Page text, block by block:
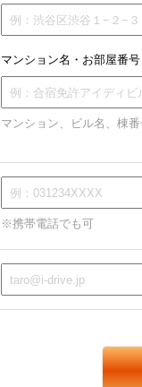
マンション名・お部屋番号
マンション、ビル名、棟
※携帯電話でも可